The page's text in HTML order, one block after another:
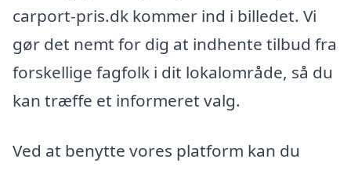
carport-pris.dk kommer ind i billedet. Vi
gør det nemt for dig at indhente tilbud fra
forskellige fagfolk i dit lokalområde, så du
kan træffe et informeret valg.
Ved at benytte vores platform kan du